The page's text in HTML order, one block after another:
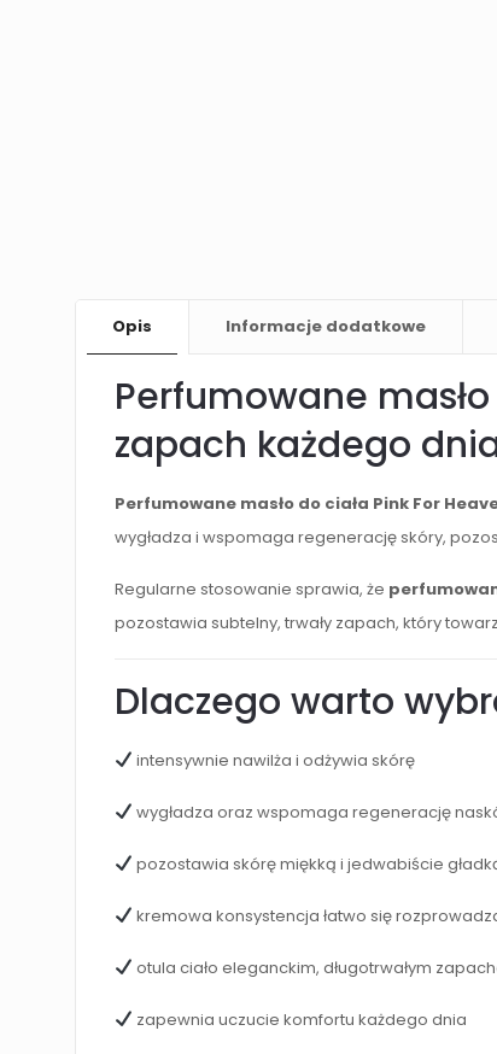
Opis Informacje dodatkowe
Perfumowane
zapach każdego
Perfumowane masło do ciała Pink For
wygładza i wspomaga regenerację skóry,
Regularne stosowanie sprawia, że
pozostawia subtelny, trwały zapach, który
Dlaczego warto
intensywnie nawilża i odżywia skórę
wygładza oraz wspomaga regenerację
pozostawia skórę miękką i jedwabiście
kremowa konsystencja łatwo się
otula ciało eleganckim, długotrwałym
zapewnia uczucie komfortu każdego dnia